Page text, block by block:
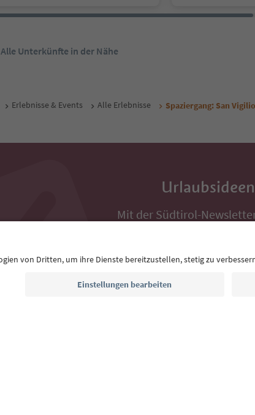
Alle Unterkünfte in der Nähe
Erlebnisse & Events Alle Erlebnisse Spaziergang: San
Mit der Südtirol-
E-Mail Adresse